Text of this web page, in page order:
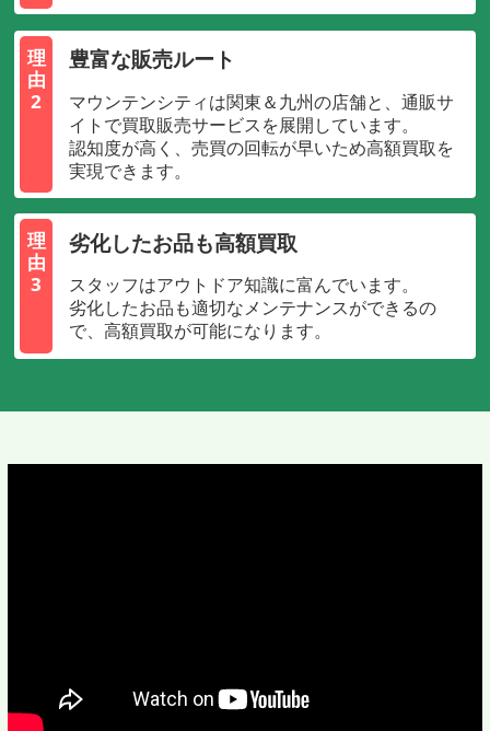
理
由
2
豊富な販売ルート
マウンテンシティは関東＆九州の店舗と、通販サ
イトで買取販売サービスを展開しています。
認知度が高く、売買の回転が早いため高額買取を
実現できます。
理
由
3
劣化したお品も高額買取
スタッフはアウトドア知識に富んでいます。
劣化したお品も適切なメンテナンスができるの
で、高額買取が可能になります。